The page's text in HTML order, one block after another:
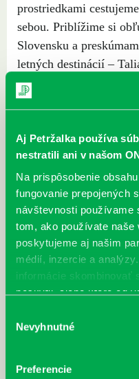
Aj Petržalka používa
nestratili ani v našom
Na prispôsobenie
fungovanie prepojených
návštevnosti používame
tom, ako používate naše
poskytujeme aj našim
médií, inzercie a
informácie skombinovať
poskytli, alebo ktoré od
súhlasu
Nevyhnutné
Preferencie
prostriedkami
sebou. Priblížime si
Slovensku a
letných destinácií –
Podujatie ukončíme
na turistický výlet do
Trvanie:45 minút
Najbližšie
Čítame
ponuke
Každý deň
Máme skvelé správy pre
DNES
Každý deň